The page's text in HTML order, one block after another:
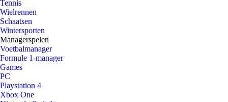
Tennis
Wielrennen
Schaatsen
Wintersporten
Managerspelen
Voetbalmanager
Formule 1-manager
Games
PC
Playstation 4
Xbox One